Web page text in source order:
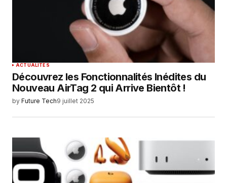
ACTUALITÉS
Découvrez les Fonctionnalités Inédites du
Nouveau AirTag 2 qui Arrive Bientôt !
by Future Tech9 juillet 2025